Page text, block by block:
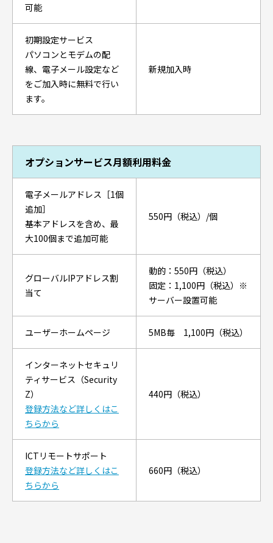
可能
初期設定サービス
パソコンとモデムの配
線、電子メール設定など
をご加入時に無料で行い
ます。
新規加入時
オプションサービス月額利用料金
電子メールアドレス［1個
追加］
基本アドレスを含め、最
大100個まで追加可能
550円（税込）/個
グローバルIPアドレス割
当て
動的：550円（税込）
固定：1,100円（税込）※
サーバー設置可能
ユーザーホームページ 5MB毎 1,100円（税込）
インターネットセキュリ
ティサービス（Security
Z）
登録方法など詳しくはこ
ちらから
440円（税込）
ICTリモートサポート
登録方法など詳しくはこ
ちらから
660円（税込）